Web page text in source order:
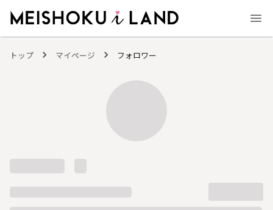
トップ マイページ フォロワー